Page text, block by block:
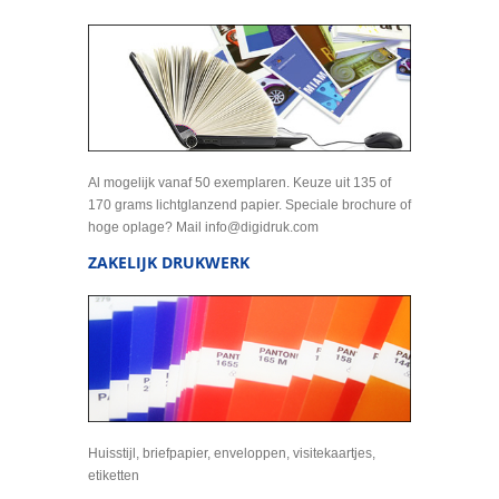
Al mogelijk vanaf 50 exemplaren. Keuze uit 135 of
170 grams lichtglanzend papier. Speciale brochure of
hoge oplage? Mail info@digidruk.com
ZAKELIJK DRUKWERK
Huisstijl, briefpapier, enveloppen, visitekaartjes,
etiketten